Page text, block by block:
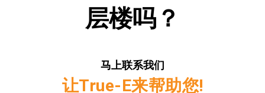
层楼吗？
马上联系我们
让True-E来帮助您!